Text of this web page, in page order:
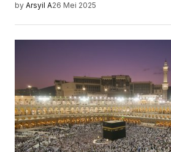
by Arsyil A26 Mei 2025